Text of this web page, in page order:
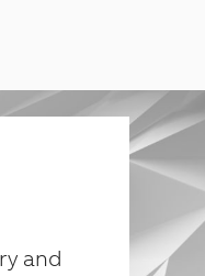
and